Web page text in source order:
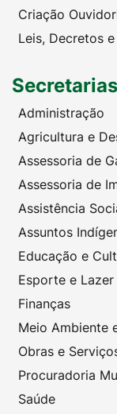
Criação
Leis, Decretos
Secretarias
Administração
Agricultura e
Assessoria de
Assessoria de
Assistência
Assuntos
Educação e
Esporte e Lazer
Finanças
Meio Ambiente
Obras e
Procuradoria
Saúde